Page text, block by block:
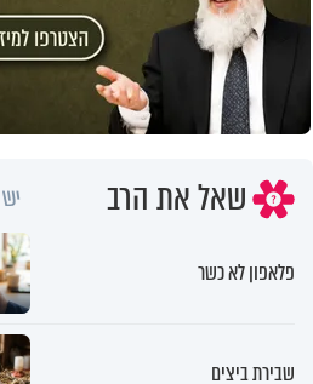
שאל את הרב
פלאפון לא כשר
שבירת ביצים